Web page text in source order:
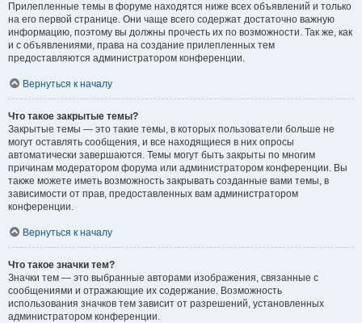
Прилепленные темы в форуме находятся ниже всех объявлений и только
на его первой странице. Они чаще всего содержат достаточно важную
информацию, поэтому вы должны прочесть их по возможности. Так же, как
и с объявлениями, права на создание прилепленных тем
предоставляются администратором конференции.
Вернуться к началу
Что такое закрытые темы?
Закрытые темы — это такие темы, в которых пользователи больше не
могут оставлять сообщения, и все находящиеся в них опросы
автоматически завершаются. Темы могут быть закрыты по многим
причинам модератором форума или администратором конференции. Вы
также можете иметь возможность закрывать созданные вами темы, в
зависимости от прав, предоставленных вам администратором
конференции.
Вернуться к началу
Что такое значки тем?
Значки тем — это выбранные авторами изображения, связанные с
сообщениями и отражающие их содержание. Возможность
использования значков тем зависит от разрешений, установленных
администратором конференции.